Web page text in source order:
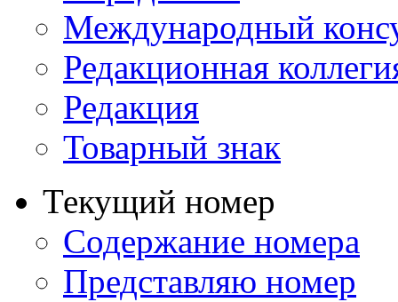
Международный
Редакционная
Редакция
Товарный знак
Текущий номер
Содержание номера
Представляю номер